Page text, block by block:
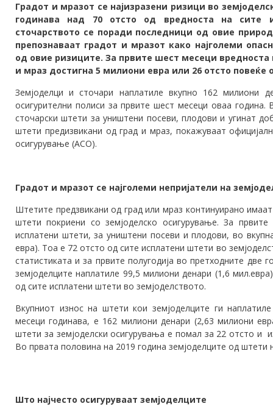
Градот и мразот се најизразени ризици во
годинава над 70 отсто од вредноста на сите
сточарството се поради последници од овие
препознаваат градот и мразот како најголеми
од овие ризиците. За првите шест месеци вредноста
и мраз достигна 5 милиони евра или 26 отсто повеќе
Земјоделци и сточари наплатиле вкупно 162 милиони
осигурителни полиси за првите шест месеци оваа година.
сточарски штети за уништени посеви, плодови и угинат
штети предизвикани од град и мраз, покажуваат
осигурување (АСО).
Градот и мразот се најголеми непријатели на
Штетите предзвикани од град или мраз континуирано
штети покриени со земјоделско осигурување. За
исплатени штети, за уништени посеви и плодови, во
евра). Тоа е 72 отсто од сите исплатени штети во
статистиката и за првите полугодија во претходните
земјоделците наплатиле 99,5 милиони денари (1,6
од сите исплатени штети во земјоделството.
Вкупниот износ на штети кои земјоделците ги
месеци годинава, е 162 милиони денари (2,63 милиони
штети за земјоделски осигурувања е помал за 22 отсто и
Во првата половина на 2019 година земјоделците од
Што најчесто осигуруваат земјоделците